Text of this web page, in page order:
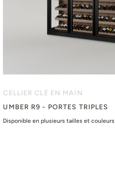
CELLIER CLÉ EN MAIN
UMBER R9 - PORTES TRIPLES
Disponible en plusieurs tailles et couleurs